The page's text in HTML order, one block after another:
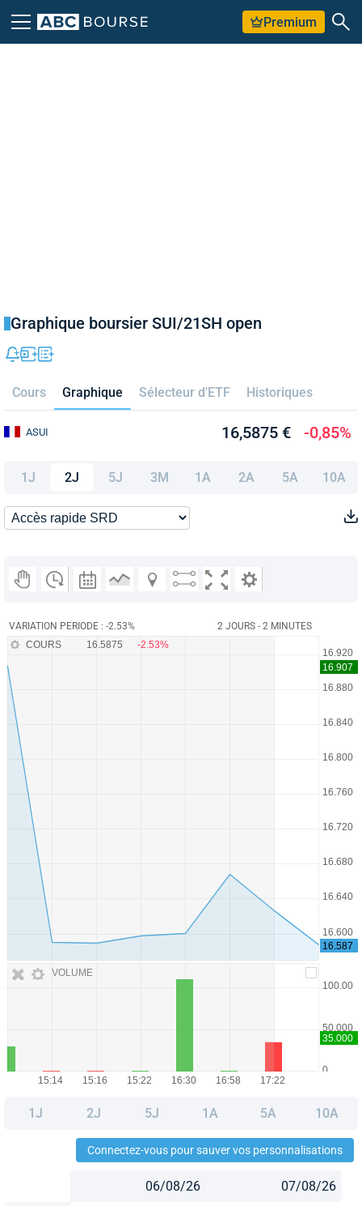
Premium
Graphique boursier SUI/21SH open
Cours Graphique Sélecteur d'ETF Historiques
ASUI 16,5875 € -0,85%
1J 2J 5J 3M 1A 2A 5A 10A
VARIATION PERIODE : -2.53% 2 JOURS - 2 MINUTES
VOLUME
COURS 16.5875 -2.53%
1J 2J 5J 1A 5A 10A
Connectez-vous pour sauver vos personnalisations
06/08/26 07/08/26